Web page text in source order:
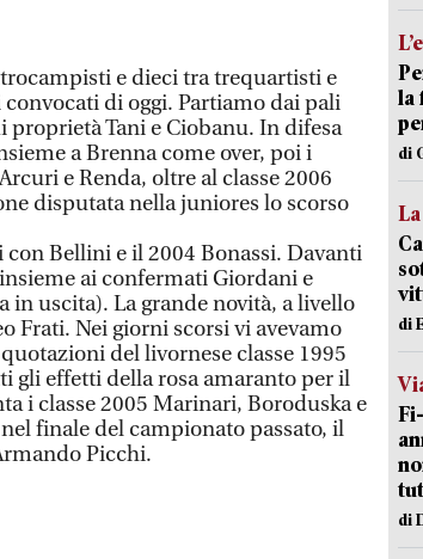
e dieci tra trequartisti e
di oggi. Partiamo dai pali
proprietà Tani e Ciobanu. In difesa
a Brenna come over, poi i
e Renda, oltre al classe 2006
disputata nella juniores lo scorso
Bellini e il 2004 Bonassi. Davanti
ai confermati Giordani e
in uscita). La grande novità, a livello
Frati. Nei giorni scorsi vi avevamo
del livornese classe 1995
gli effetti della rosa amaranto per il
i classe 2005 Marinari, Boroduska e
finale del campionato passato, il
Picchi.
la
di
di
di